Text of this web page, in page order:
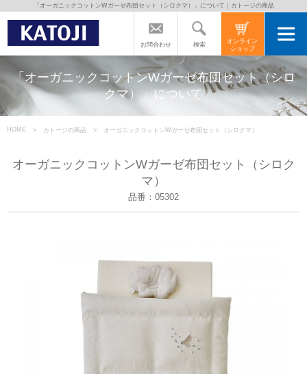
トップページ
カトージの商品
商品をご愛用の方へ
よくあるご質問
会社案内
お問い合わせ
お問合わせ 検索
オンライン
ショップ
「オーガニックコットンWガーゼ布団セット（シロクマ）」について｜カトージの商品
「オーガニックコットンWガーゼ布団セット（シロ
クマ）」について
HOME カトージの商品 オーガニックコットンWガーゼ布団セット（シロクマ）
オーガニックコットンWガーゼ布団セット（シロク
マ）
品番：05302